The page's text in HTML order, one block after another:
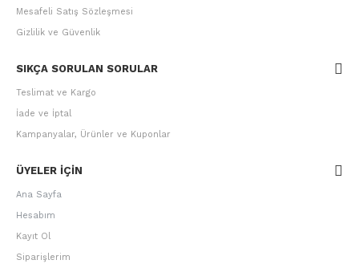
Mesafeli Satış Sözleşmesi
Gizlilik ve Güvenlik
SIKÇA SORULAN SORULAR
Teslimat ve Kargo
İade ve İptal
Kampanyalar, Ürünler ve Kuponlar
ÜYELER IÇIN
Ana Sayfa
Hesabım
Kayıt Ol
Siparişlerim